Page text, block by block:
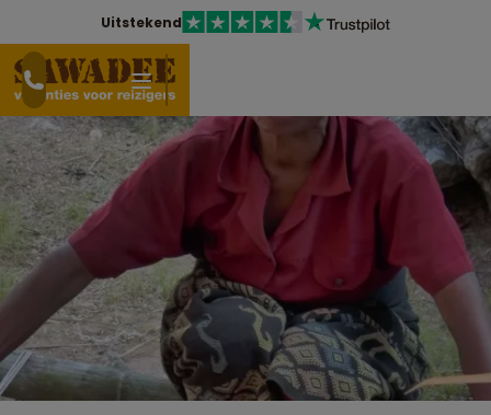
Uitstekend